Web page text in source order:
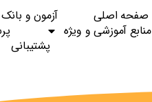
صفحه اصلی
آزمون و
منابع آموزشی و ویژه
پشتیبانی